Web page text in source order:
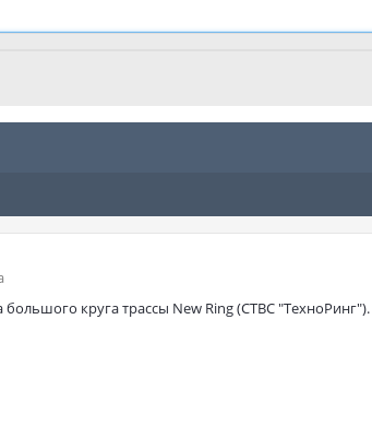
большого круга трассы New Ring (СТВС "ТехноРинг").